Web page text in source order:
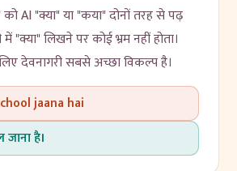
को AI "क्या" या "कया" दोनों तरह से पढ़
"क्या" लिखने पर कोई भ्रम नहीं होता।
देवनागरी सबसे अच्छा विकल्प है।
jaana hai
है।